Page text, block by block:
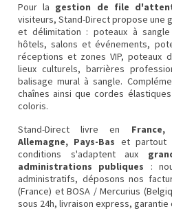
Pour la gestion de file
visiteurs, Stand-Direct propose une
et délimitation : poteaux à
hôtels, salons et événements,
réceptions et zones VIP,poteaux
lieux culturels, barrières
balisage mural à sangle.
chaînes ainsi quecordes
coloris.
Stand-Direct livre en
Allemagne, Pays-Bas et partout
conditions s'adaptent aux
administrations publiques :
administratifs, déposons nos
(France) et BOSA / Mercurius
sous 24h, livraison express, garantie